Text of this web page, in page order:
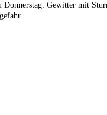
Donnerstag: Gewitter mit